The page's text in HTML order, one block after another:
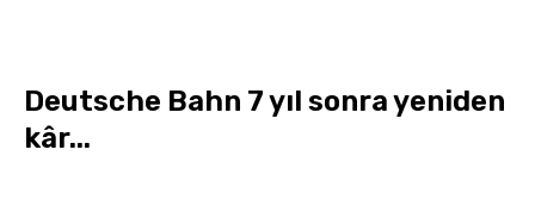
Deutsche Bahn 7 yıl sonra yeniden
kâr...